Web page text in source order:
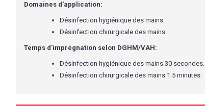
Domaines d'application:
Désinfection hygiénique des mains.
Désinfection chirurgicale des mains.
Temps d'imprégnation selon DGHM/VAH:
Désinfection hygiénique des mains 30 secondes.
Désinfection chirurgicale des mains 1.5 minutes.